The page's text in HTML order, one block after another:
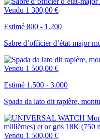
Vendu 1 300,00 €
Estimé 800 - 1.200
Sabre d’officier d’état-major
Vendu 1 500,00 €
Estimé 1.500 - 3.000
Spada da lato dit rapière,
Vendu 1 500,00 €